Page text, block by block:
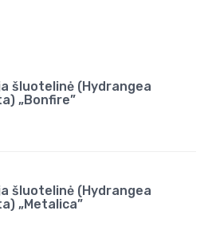
šluotelinė (Hydrangea
„Bonfire”
šluotelinė (Hydrangea
„Metalica”